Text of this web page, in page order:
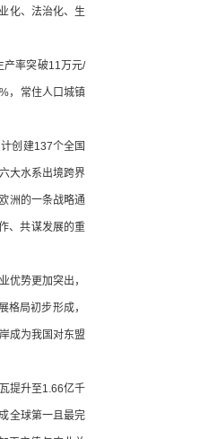
化、法治化、生
产率突破11万元/
，常住人口城镇
创建137个全国
大水系出境跨界
洲的一条战略通
、共谋发展的重
优势更加突出，
局初步形成，
成为我国对东盟
提升至1.66亿千
全球第一且最完